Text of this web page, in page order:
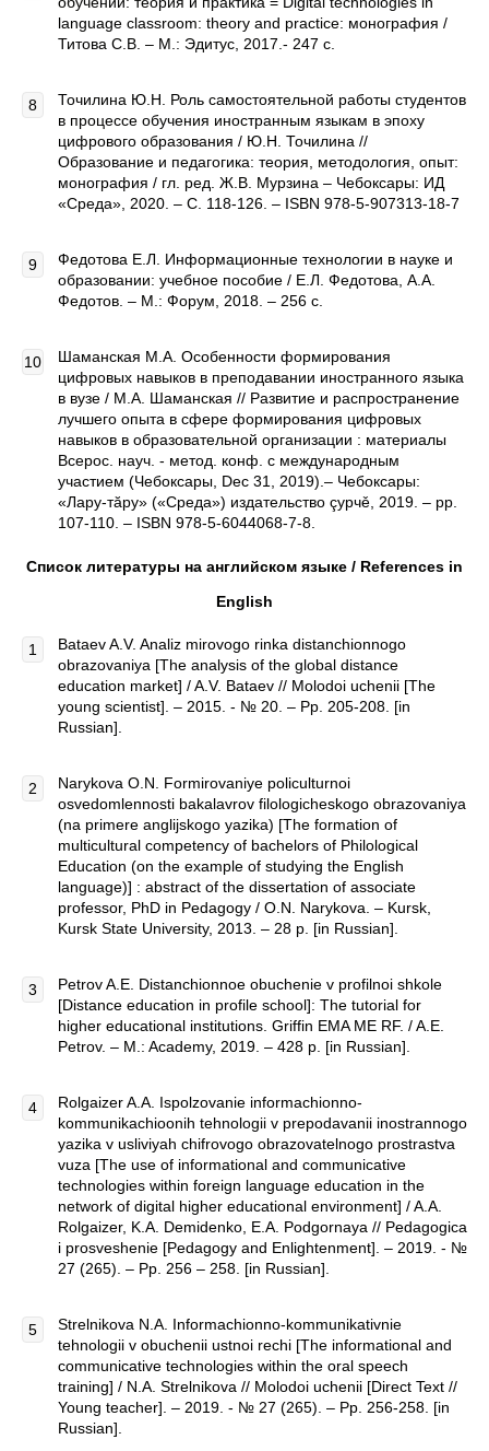
language classroom: theory and practice: монография /
Титова С.В. – М.: Эдитус, 2017.- 247 с.
Точилина Ю.Н. Роль самостоятельной работы студентов
в процессе обучения иностранным языкам в эпоху
цифрового образования / Ю.Н. Точилина //
Образование и педагогика: теория, методология, опыт:
монография / гл. ред. Ж.В. Мурзина – Чебоксары: ИД
«Среда», 2020. – С. 118-126. – ISBN 978-5-907313-18-7
Федотова Е.Л. Информационные технологии в науке и
образовании: учебное пособие / Е.Л. Федотова, А.А.
Федотов. – М.: Форум, 2018. – 256 с.
Шаманская М.А. Особенности формирования
цифровых навыков в преподавании иностранного языка
в вузе / М.А. Шаманская // Развитие и распространение
лучшего опыта в сфере формирования цифровых
навыков в образовательной организации : материалы
Всерос. науч. - метод. конф. с международным
участием (Чебоксары, Dec 31, 2019).– Чебоксары:
«Лару-тăру» («Среда») издательство çурчě, 2019. – pp.
107-110. – ISBN 978-5-6044068-7-8.
Список литературы на английском языке / References in
English
Bataev A.V. Analiz mirovogo rinka distanchionnogo
obrazovaniya [The analysis of the global distance
education market] / A.V. Bataev // Molodoi uchenii [The
young scientist]. – 2015. - № 20. – Pp. 205-208. [in
Russian].
Narykova O.N. Formirovaniye policulturnoi
osvedomlennosti bakalavrov filologicheskogo obrazovaniya
(na primere anglijskogo yazika) [The formation of
multicultural competency of bachelors of Philological
Education (on the example of studying the English
language)] : abstract of the dissertation of associate
professor, PhD in Pedagogy / O.N. Narykova. – Kursk,
Kursk State University, 2013. – 28 p. [in Russian].
Petrov A.E. Distanchionnoe obuchenie v profilnoi shkole
[Distance education in profile school]: The tutorial for
higher educational institutions. Griffin EMA ME RF. / A.E.
Petrov. – M.: Academy, 2019. – 428 p. [in Russian].
Rolgaizer A.A. Ispolzovanie informachionno-
kommunikachioonih tehnologii v prepodavanii inostrannogo
yazika v usliviyah chifrovogo obrazovatelnogo prostrastva
vuza [The use of informational and communicative
technologies within foreign language education in the
network of digital higher educational environment] / A.A.
Rolgaizer, K.A. Demidenko, E.A. Podgornaya // Pedagogica
i prosveshenie [Pedagogy and Enlightenment]. – 2019. - №
27 (265). – Pp. 256 – 258. [in Russian].
Strelnikova N.A. Informachionno-kommunikativnie
tehnologii v obuchenii ustnoi rechi [The informational and
communicative technologies within the oral speech
training] / N.A. Strelnikova // Molodoi uchenii [Direct Text //
Young teacher]. – 2019. - № 27 (265). – Pp. 256-258. [in
Russian].